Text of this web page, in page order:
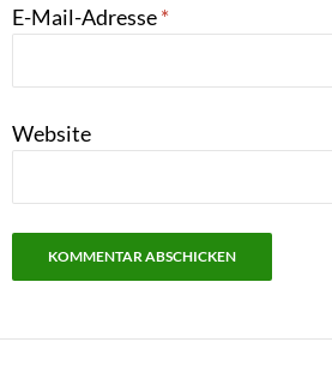
E-Mail-Adresse*
Website